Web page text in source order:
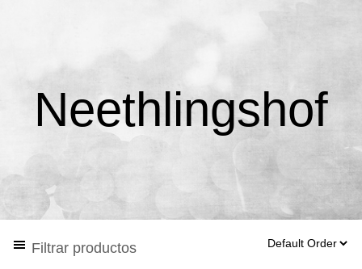
Neethlingshof
Filtrar productos